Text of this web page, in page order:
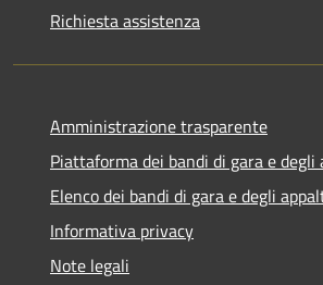
Richiesta assistenza
Amministrazione trasparente
Piattaforma dei bandi di gara e degli
Elenco dei bandi di gara e degli
Informativa privacy
Note legali